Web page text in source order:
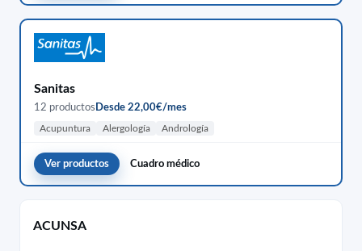
Sanitas
12 productos Desde 22,00€/mes
Acupuntura Alergología Andrología
Ver productos Cuadro médico
ACUNSA